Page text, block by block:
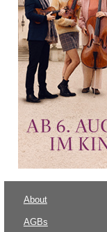
About
AGBs